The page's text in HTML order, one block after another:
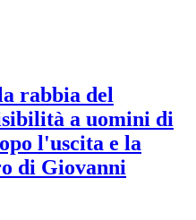
rabbia del
a uomini di
l'uscita e la
di Giovanni